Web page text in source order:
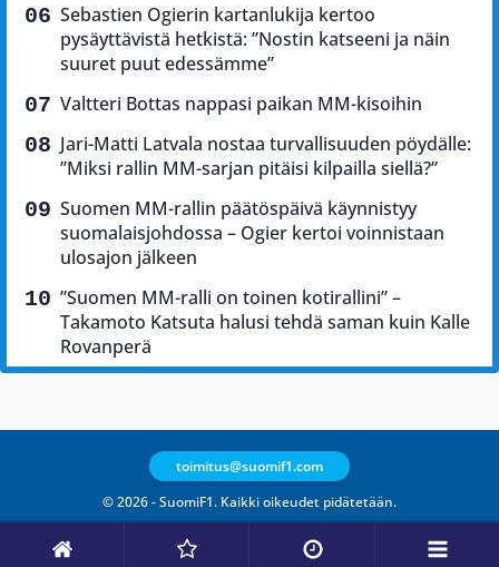
Sebastien Ogierin kartanlukija kertoo
pysäyttävistä hetkistä: ”Nostin katseeni ja näin
suuret puut edessämme”
Valtteri Bottas nappasi paikan MM-kisoihin
Jari-Matti Latvala nostaa turvallisuuden pöydälle:
”Miksi rallin MM-sarjan pitäisi kilpailla siellä?”
Suomen MM-rallin päätöspäivä käynnistyy
suomalaisjohdossa – Ogier kertoi voinnistaan
ulosajon jälkeen
”Suomen MM-ralli on toinen kotirallini” –
Takamoto Katsuta halusi tehdä saman kuin Kalle
Rovanperä
© 2026 - SuomiF1. Kaikki oikeudet pidätetään.
toimitus@suomif1.com